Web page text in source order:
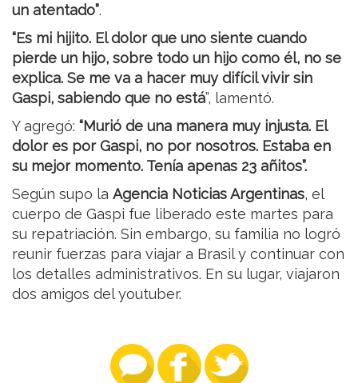
un atentado”.
“Es mi hijito. El dolor que uno siente cuando
pierde un hijo, sobre todo un hijo como él, no se
explica. Se me va a hacer muy difícil vivir sin
Gaspi, sabiendo que no está”, lamentó.
Y agregó: “Murió de una manera muy injusta. El
dolor es por Gaspi, no por nosotros. Estaba en
su mejor momento. Tenía apenas 23 añitos”.
Según supo la Agencia Noticias Argentinas, el
cuerpo de Gaspi fue liberado este martes para
su repatriación. Sin embargo, su familia no logró
reunir fuerzas para viajar a Brasil y continuar con
los detalles administrativos. En su lugar, viajaron
dos amigos del youtuber.